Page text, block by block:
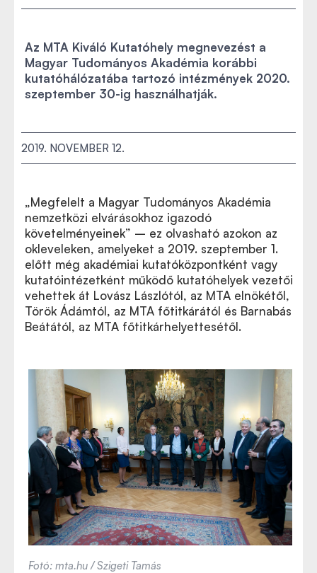
Az MTA Kiváló Kutatóhely megnevezést a
Magyar Tudományos Akadémia korábbi
kutatóhálózatába tartozó intézmények 2020.
szeptember 30-ig használhatják.
2019. NOVEMBER 12.
„Megfelelt a Magyar Tudományos Akadémia
nemzetközi elvárásokhoz igazodó
követelményeinek” – ez olvasható azokon az
okleveleken, amelyeket a 2019. szeptember 1.
előtt még akadémiai kutatóközpontként vagy
kutatóintézetként működő kutatóhelyek vezetői
vehettek át Lovász Lászlótól, az MTA elnökétől,
Török Ádámtól, az MTA főtitkárától és Barnabás
Beátától, az MTA főtitkárhelyettesétől.
Fotó: mta.hu / Szigeti Tamás